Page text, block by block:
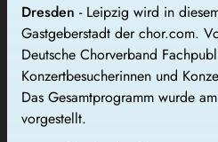
Dresden - Leipzig wird in
Gastgeberstadt der chor.com.
Deutsche Chorverband
Konzertbesucherinnen und
Das Gesamtprogramm wurde
vorgestellt.